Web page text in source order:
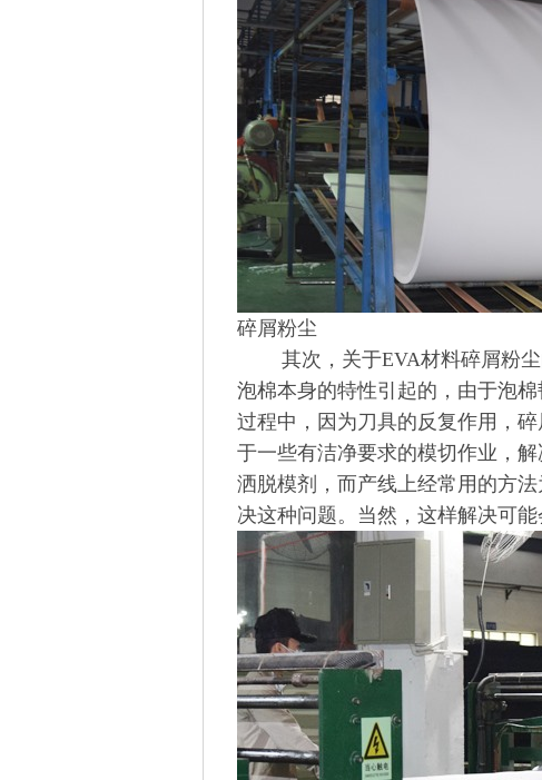
碎屑粉尘
其次，关于EVA材料碎屑粉尘
泡棉本身的特性引起的，由于泡
过程中，因为刀具的反复作用，
于一些有洁净要求的模切作业，
洒脱模剂，而产线上经常用的方
决这种问题。当然，这样解决可